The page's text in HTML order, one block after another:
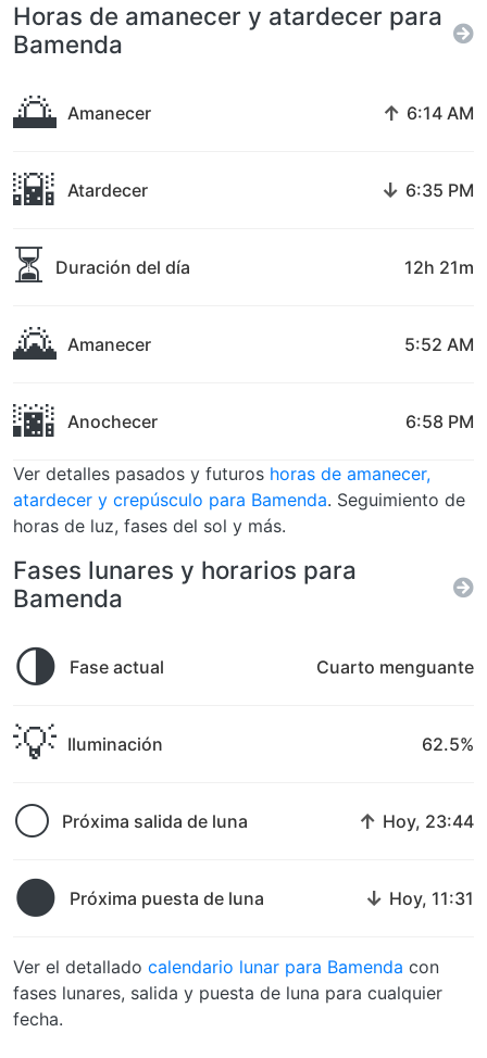
Horas de amanecer y atardecer para
Bamenda
🌅 Amanecer ↑ 6:14 AM
🌇 Atardecer ↓ 6:35 PM
⏳ Duración del día 12h 21m
🌄 Amanecer 5:52 AM
🌆 Anochecer 6:58 PM
Ver detalles pasados y futuros horas de amanecer,
atardecer y crepúsculo para Bamenda. Seguimiento de
horas de luz, fases del sol y más.
Fases lunares y horarios para
Bamenda
🌗 Fase actual Cuarto menguante
💡 Iluminación 62.5%
🌕 Próxima salida de luna ↑ Hoy, 23:44
🌑 Próxima puesta de luna ↓ Hoy, 11:31
Ver el detallado calendario lunar para Bamenda con
fases lunares, salida y puesta de luna para cualquier
fecha.